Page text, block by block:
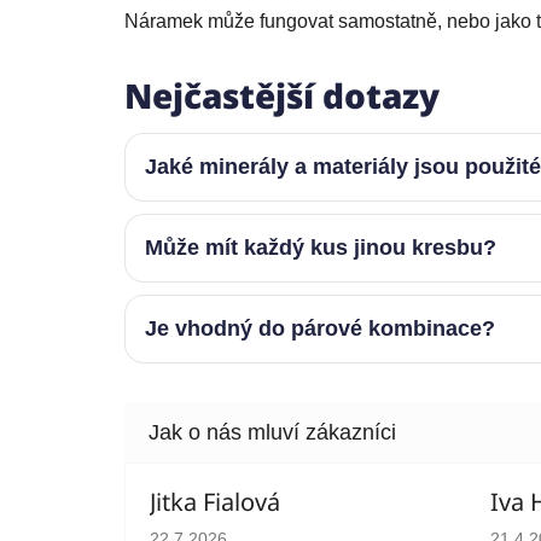
Náramek může fungovat samostatně, nebo
Nejčastější dotazy
Jaké minerály a materiály jsou
Může mít každý kus jinou kresbu?
Je vhodný do párové kombinace?
Jitka Fialová
Hodnocení obchodu je 5 z 5 hvězdiček.
Iva